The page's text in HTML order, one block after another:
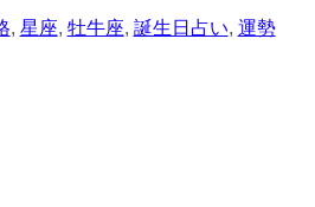
, 星座, 牡牛座, 誕生日占い, 運勢